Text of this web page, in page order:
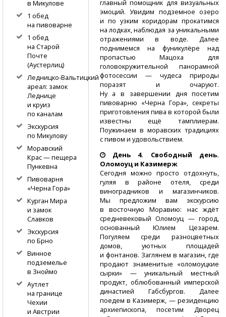
главный помощник для визуальных
эмоций. Увидим подземное озеро
и по узким коридорам прокатимся
на лодках, наблюдая за уникальными
отражениями в воде. Далее
поднимемся на фуникулёре над
пропастью Мацоха для
головокружительной панорамной
фотосессии — чудеса природы
поразят и очаруют.
Ну а в завершении дня посетим
пивоварню «Черна Гора», секреты
приготовления пива в которой были
известны ещё тамплиерам.
Поужинаем в моравских традициях
с пивом и удовольствием.
День 4. Свободный день.
Оломоуц и Казимерж
Сегодня можно просто отдохнуть,
гуляя в районе отеля, среди
виноградников и магазинчиков.
Мы предложим вам экскурсию
в восточную Моравию: нас ждёт
средневековый Оломоуц — город,
основанный Юлием Цезарем.
Погуляем среди разноцветных
домов, уютных площадей
и фонтанов. Заглянем в магазин, где
продают знаменитые «оломоуцкие
сырки» — уникальный местный
продукт, облюбованный имперской
династией Габсбургов. Далее
поедем в Казимерж, — резиденцию
архиепископа, посетим Дворец
в Микулове
1 обед
на пивоварне
1 обед
на Старой
Почте
(Аустерлиц)
Ледницко-Вальтицкий
ареал: замок
Леднице
и круиз
по каналам
Экскурсия
по Микулову
Моравский
Крас — пещера
Пункевна
Пивоварня
«Черна Гора»
Курган Мира
и замок
Славков
Экскурсия
по Брно
Винное
подземелье
в Зноймо
Аутлет
на границе
Чехии
и Австрии